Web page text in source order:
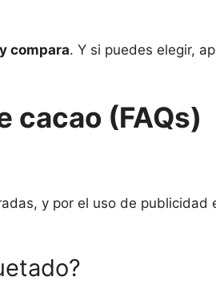
compara. Y si puedes elegir,
cacao (FAQs)
y por el uso de publicidad